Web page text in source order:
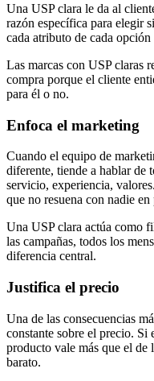
Una USP clara le da al
razón específica para elegir
cada atributo de cada
Las marcas con USP claras
compra porque el cliente
para él o no.
Enfoca el marketing
Cuando el equipo de
diferente, tiende a hablar de
servicio, experiencia,
que no resuena con nadie en
Una USP clara actúa como
las campañas, todos los
diferencia central.
Justifica el precio
Una de las consecuencias
constante sobre el precio. Si
producto vale más que el de
barato.